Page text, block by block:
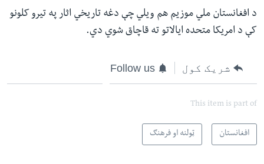
د افغانستان ملي موزیم هم ویلي چې دغه تاریخي اثار په تیرو کلونو
کې د امریکا متحده ایالاتو ته قاچاق شوي دي.
شریک کول Follow us
This item is part of
افغانستان ټولنه او فرهنګ